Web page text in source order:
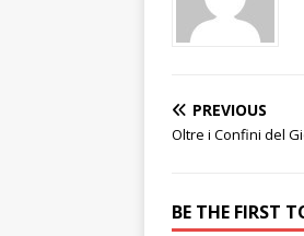
PREVIOUS
Oltre i Confini del
BE THE FIRST